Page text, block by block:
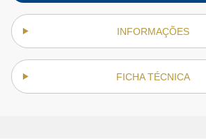
INFORMAÇÕES
FICHA TÉCNICA